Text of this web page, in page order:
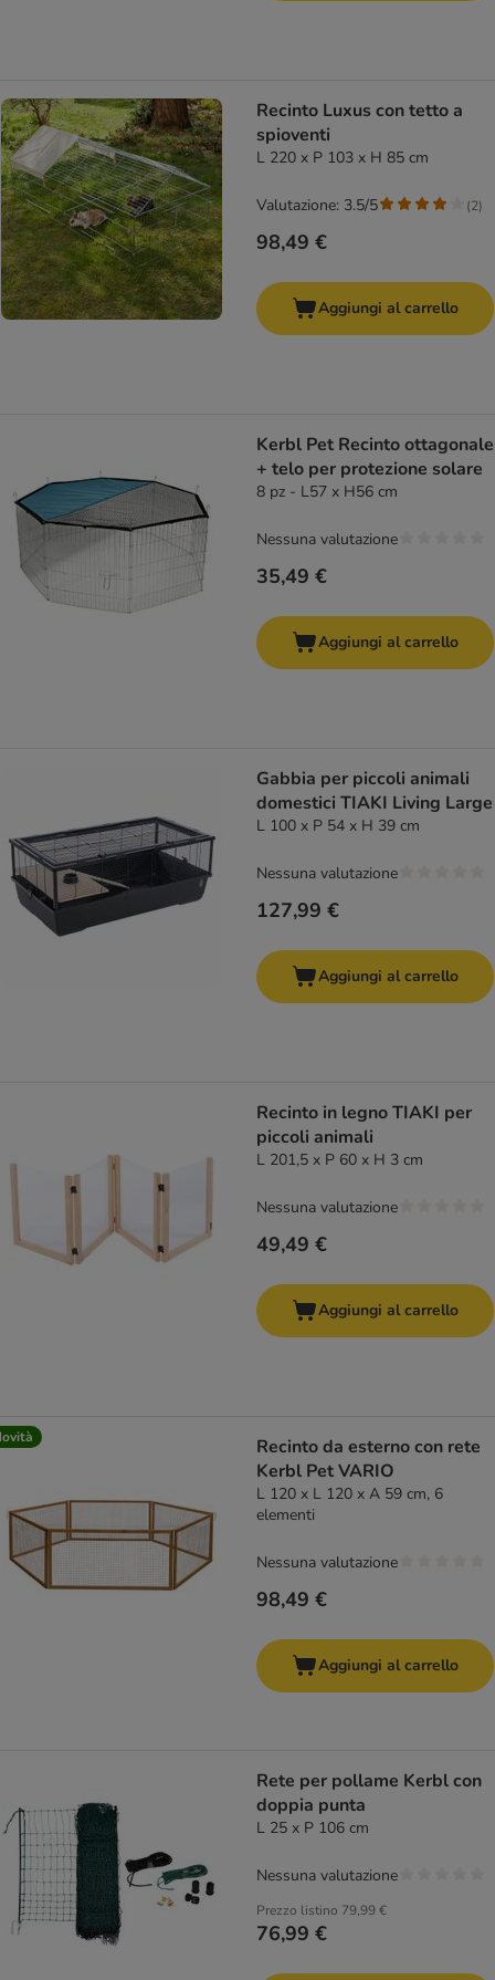
Recinto Luxus con tetto a
spioventi
L 220 x P 103 x H 85 cm
98,49 €
Valutazione: 3.5/5 (2)
Aggiungi al carrello
Kerbl Pet Recinto ottagonale
+ telo per protezione solare
8 pz - L57 x H56 cm
35,49 €
Nessuna valutazione
Aggiungi al carrello
Gabbia per piccoli animali
domestici TIAKI Living Large
L 100 x P 54 x H 39 cm
127,99 €
Nessuna valutazione
Aggiungi al carrello
Recinto in legno TIAKI per
piccoli animali
L 201,5 x P 60 x H 3 cm
49,49 €
Nessuna valutazione
Aggiungi al carrello
Recinto da esterno con rete
Kerbl Pet VARIO
L 120 x L 120 x A 59 cm, 6
elementi
98,49 €
Nessuna valutazione
Aggiungi al carrello
Rete per pollame Kerbl con
doppia punta
L 25 x P 106 cm
Prezzo listino 79,99 €
76,99 €
Nessuna valutazione